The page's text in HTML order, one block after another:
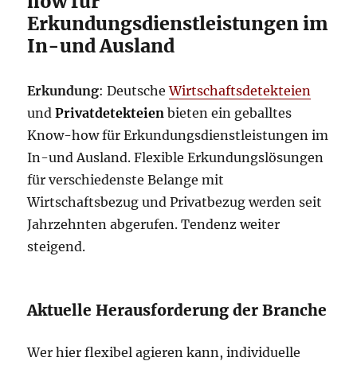
Erkundungsdienstleistungen im
In-und Ausland
Erkundung: DeutscheWirtschaftsdetekteien
undPrivatdetekteien bieten ein geballtes
Know-how für Erkundungsdienstleistungen im
In-und Ausland. Flexible Erkundungslösungen
für verschiedenste Belange mit
Wirtschaftsbezug und Privatbezug werden seit
Jahrzehnten abgerufen. Tendenz weiter
steigend.
Aktuelle Herausforderung der Branche
Wer hier flexibel agieren kann, individuelle